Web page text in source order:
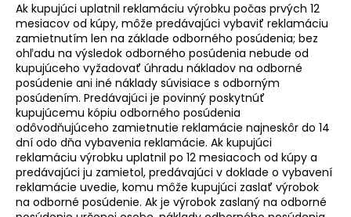
Ak kupujúci uplatnil reklamáciu výrobku počas prvých 12
mesiacov od kúpy, môže predávajúci vybaviť reklamáciu
zamietnutím len na základe odborného posúdenia; bez
ohľadu na výsledok odborného posúdenia nebude od
kupujúceho vyžadovať úhradu nákladov na odborné
posúdenie ani iné náklady súvisiace s odborným
posúdením. Predávajúci je povinný poskytnúť
kupujúcemu kópiu odborného posúdenia
odôvodňujúceho zamietnutie reklamácie najneskôr do 14
dní odo dňa vybavenia reklamácie. Ak kupujúci
reklamáciu výrobku uplatnil po 12 mesiacoch od kúpy a
predávajúci ju zamietol, predávajúci v doklade o vybavení
reklamácie uvedie, komu môže kupujúci zaslať výrobok
na odborné posúdenie. Ak je výrobok zaslaný na odborné